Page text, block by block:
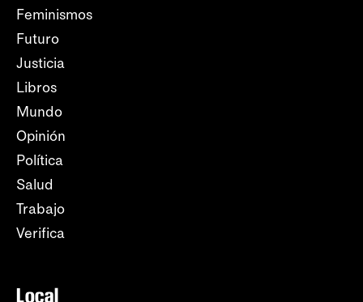
Feminismos
Futuro
Justicia
Libros
Mundo
Opinión
Política
Salud
Trabajo
Verifica
Local